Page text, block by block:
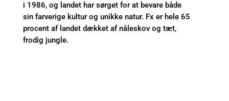
i 1986, og landet har sørget for at bevare både
sin farverige kultur og unikke natur. Fx er hele 65
procent af landet dækket af nåleskov og tæt,
frodig jungle.